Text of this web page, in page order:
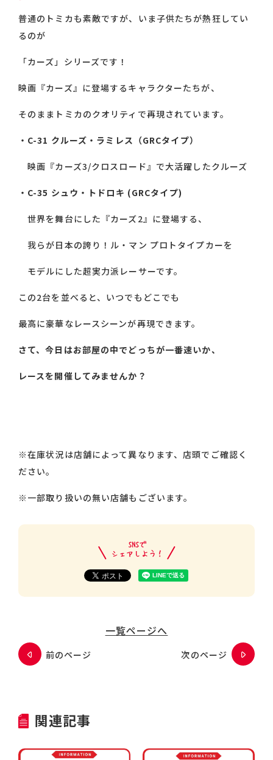
普通のトミカも素敵ですが、いま子供たちが熱狂してい
るのが
「カーズ」シリーズです！
映画『カーズ』に登場するキャラクターたちが、
そのままトミカのクオリティで再現されています。
・C-31 クルーズ・ラミレス（GRCタイプ）
映画『カーズ3/クロスロード』で大活躍したクルーズ
・C-35 シュウ・トドロキ (GRCタイプ)
世界を舞台にした『カーズ2』に登場する、
我らが日本の誇り！ル・マン プロトタイプカーを
モデルにした超実力派レーサーです。
この2台を並べると、いつでもどこでも
最高に豪華なレースシーンが再現できます。
さて、今日はお部屋の中でどっちが一番速いか、
レースを開催してみませんか？
※在庫状況は店舗によって異なります、店頭でご確認く
ださい。
※一部取り扱いの無い店舗もございます。
一覧ページへ
前のページ 次のページ
関連記事